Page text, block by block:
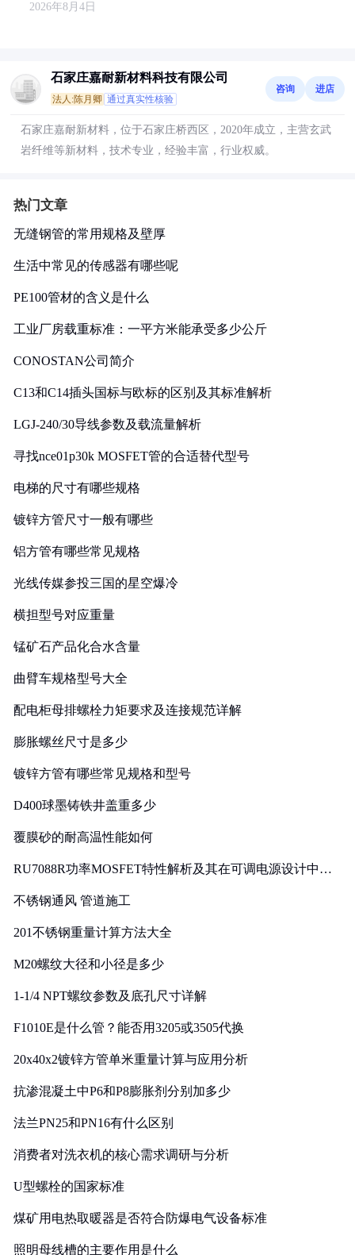
2026年8月4日
石家庄嘉耐新材料科技有限公司
法人:陈月卿 通过真实性核验
咨询 进店
石家庄嘉耐新材料，位于石家庄桥西区，2020年成立，主营玄武
岩纤维等新材料，技术专业，经验丰富，行业权威。
热门文章
无缝钢管的常用规格及壁厚
生活中常见的传感器有哪些呢
PE100管材的含义是什么
工业厂房载重标准：一平方米能承受多少公斤
CONOSTAN公司简介
C13和C14插头国标与欧标的区别及其标准解析
LGJ-240/30导线参数及载流量解析
寻找nce01p30k MOSFET管的合适替代型号
电梯的尺寸有哪些规格
镀锌方管尺寸一般有哪些
铝方管有哪些常见规格
光线传媒参投三国的星空爆冷
横担型号对应重量
锰矿石产品化合水含量
曲臂车规格型号大全
配电柜母排螺栓力矩要求及连接规范详解
膨胀螺丝尺寸是多少
镀锌方管有哪些常见规格和型号
D400球墨铸铁井盖重多少
覆膜砂的耐高温性能如何
RU7088R功率MOSFET特性解析及其在可调电源设计中的
不锈钢通风 管道施工
201不锈钢重量计算方法大全
M20螺纹大径和小径是多少
1-1/4 NPT螺纹参数及底孔尺寸详解
F1010E是什么管？能否用3205或3505代换
20x40x2镀锌方管单米重量计算与应用分析
抗渗混凝土中P6和P8膨胀剂分别加多少
法兰PN25和PN16有什么区别
消费者对洗衣机的核心需求调研与分析
U型螺栓的国家标准
煤矿用电热取暖器是否符合防爆电气设备标准
照明母线槽的主要作用是什么